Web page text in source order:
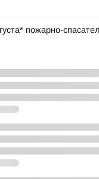
пожарно-